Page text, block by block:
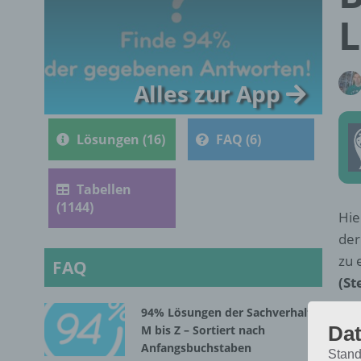
zu
Alles zur App
Lösungen (16) FAQ (6)
Tabellen
(1144)
FAQ
94% Lösungen der Sachverhalte
M bis Z – Sortiert nach
Anfangsbuchstaben